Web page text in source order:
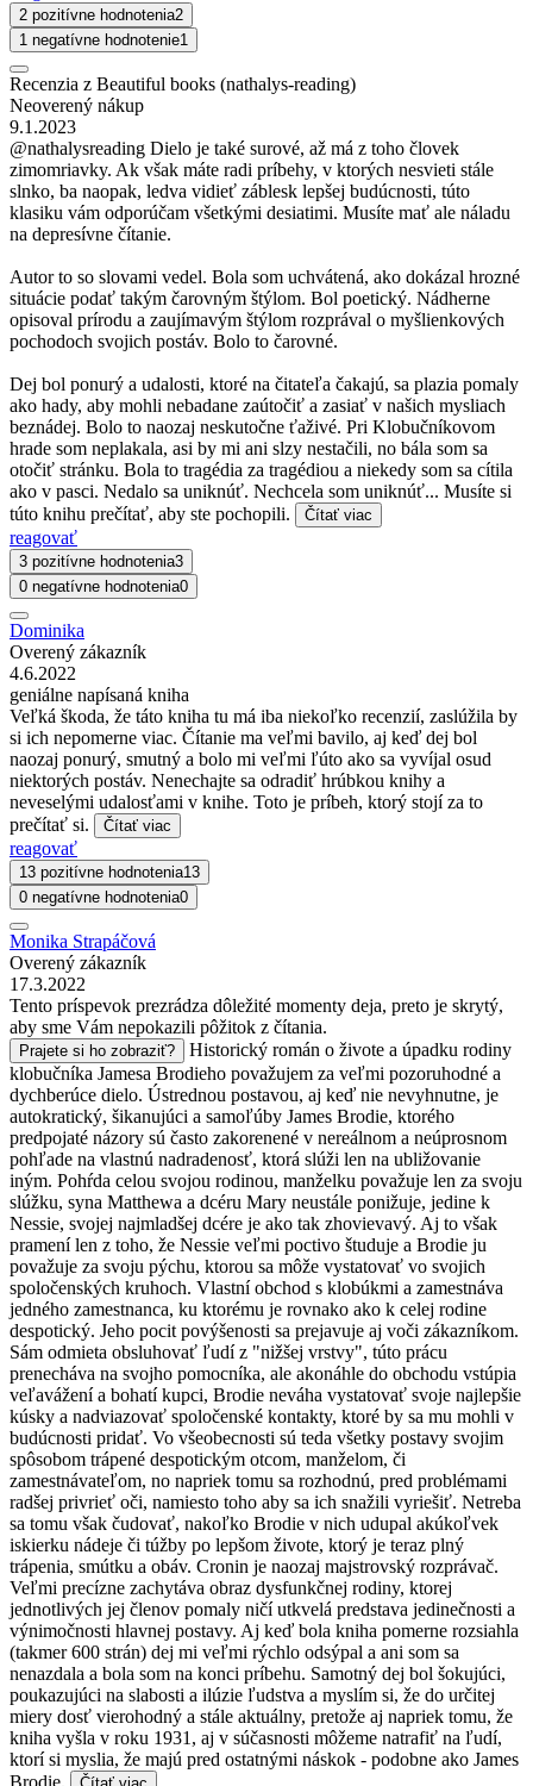
2 pozitívne hodnotenia2
1 negatívne hodnotenie1
Recenzia z Beautiful books (nathalys-reading)
Neoverený nákup
9.1.2023
@nathalysreading Dielo je také surové, až má z toho človek
zimomriavky. Ak však máte radi príbehy, v ktorých nesvieti stále
slnko, ba naopak, ledva vidieť záblesk lepšej budúcnosti, túto
klasiku vám odporúčam všetkými desiatimi. Musíte mať ale náladu
na depresívne čítanie.
Autor to so slovami vedel. Bola som uchvátená, ako dokázal hrozné
situácie podať takým čarovným štýlom. Bol poetický. Nádherne
opisoval prírodu a zaujímavým štýlom rozprával o myšlienkových
pochodoch svojich postáv. Bolo to čarovné.
Dej bol ponurý a udalosti, ktoré na čitateľa čakajú, sa plazia pomaly
ako hady, aby mohli nebadane zaútočiť a zasiať v našich mysliach
beznádej. Bolo to naozaj neskutočne ťaživé. Pri Klobučníkovom
hrade som neplakala, asi by mi ani slzy nestačili, no bála som sa
otočiť stránku. Bola to tragédia za tragédiou a niekedy som sa cítila
ako v pasci. Nedalo sa uniknúť. Nechcela som uniknúť... Musíte si
túto knihu prečítať, aby ste pochopili.
Čítať viac
reagovať
3 pozitívne hodnotenia3
0 negatívne hodnotenia0
Dominika
Overený zákazník
4.6.2022
geniálne napísaná kniha
Veľká škoda, že táto kniha tu má iba niekoľko recenzií, zaslúžila by
si ich nepomerne viac. Čítanie ma veľmi bavilo, aj keď dej bol
naozaj ponurý, smutný a bolo mi veľmi ľúto ako sa vyvíjal osud
niektorých postáv. Nenechajte sa odradiť hrúbkou knihy a
neveselými udalosťami v knihe. Toto je príbeh, ktorý stojí za to
prečítať si.
Čítať viac
reagovať
13 pozitívne hodnotenia13
0 negatívne hodnotenia0
Monika Strapáčová
Overený zákazník
17.3.2022
Tento príspevok prezrádza dôležité momenty deja, preto je skrytý,
aby sme Vám nepokazili pôžitok z čítania.
Prajete si ho zobraziť?
Historický román o živote a úpadku rodiny
klobučníka Jamesa Brodieho považujem za veľmi pozoruhodné a
dychberúce dielo. Ústrednou postavou, aj keď nie nevyhnutne, je
autokratický, šikanujúci a samoľúby James Brodie, ktorého
predpojaté názory sú často zakorenené v nereálnom a neúprosnom
pohľade na vlastnú nadradenosť, ktorá slúži len na ubližovanie
iným. Pohŕda celou svojou rodinou, manželku považuje len za svoju
slúžku, syna Matthewa a dcéru Mary neustále ponižuje, jedine k
Nessie, svojej najmladšej dcére je ako tak zhovievavý. Aj to však
pramení len z toho, že Nessie veľmi poctivo študuje a Brodie ju
považuje za svoju pýchu, ktorou sa môže vystatovať vo svojich
spoločenských kruhoch. Vlastní obchod s klobúkmi a zamestnáva
jedného zamestnanca, ku ktorému je rovnako ako k celej rodine
despotický. Jeho pocit povýšenosti sa prejavuje aj voči zákazníkom.
Sám odmieta obsluhovať ľudí z "nižšej vrstvy", túto prácu
prenecháva na svojho pomocníka, ale akonáhle do obchodu vstúpia
veľavážení a bohatí kupci, Brodie neváha vystatovať svoje najlepšie
kúsky a nadviazovať spoločenské kontakty, ktoré by sa mu mohli v
budúcnosti pridať. Vo všeobecnosti sú teda všetky postavy svojim
spôsobom trápené despotickým otcom, manželom, či
zamestnávateľom, no napriek tomu sa rozhodnú, pred problémami
radšej privrieť oči, namiesto toho aby sa ich snažili vyriešiť. Netreba
sa tomu však čudovať, nakoľko Brodie v nich udupal akúkoľvek
iskierku nádeje či túžby po lepšom živote, ktorý je teraz plný
trápenia, smútku a obáv. Cronin je naozaj majstrovský rozprávač.
Veľmi precízne zachytáva obraz dysfunkčnej rodiny, ktorej
jednotlivých jej členov pomaly ničí utkvelá predstava jedinečnosti a
výnimočnosti hlavnej postavy. Aj keď bola kniha pomerne rozsiahla
(takmer 600 strán) dej mi veľmi rýchlo odsýpal a ani som sa
nenazdala a bola som na konci príbehu. Samotný dej bol šokujúci,
poukazujúci na slabosti a ilúzie ľudstva a myslím si, že do určitej
miery dosť vierohodný a stále aktuálny, pretože aj napriek tomu, že
kniha vyšla v roku 1931, aj v súčasnosti môžeme natrafiť na ľudí,
ktorí si myslia, že majú pred ostatnými náskok - podobne ako James
Brodie.